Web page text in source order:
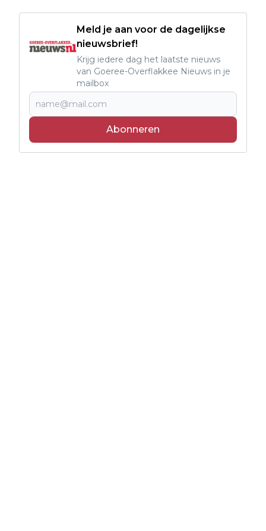
Meld je aan voor de dagelijkse
nieuwsbrief!
Krijg iedere dag het laatste nieuws
van Goeree-Overflakkee Nieuws in je
mailbox
Abonneren